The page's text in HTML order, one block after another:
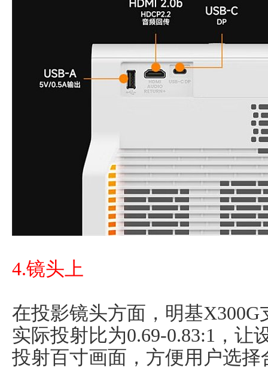
4.镜头上
在投影镜头方面，明基
实际投射比为0.69-0.83:1，让
投射百寸画面，方便用户选